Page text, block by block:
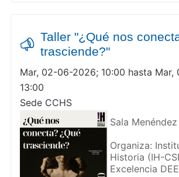
Taller "¿Qué nos
trasciende?"
Mar, 02-06-2026; 10:00 hasta
13:00
Sede CCHS
Sala
Organiza:
Historia (IH-
Excelencia